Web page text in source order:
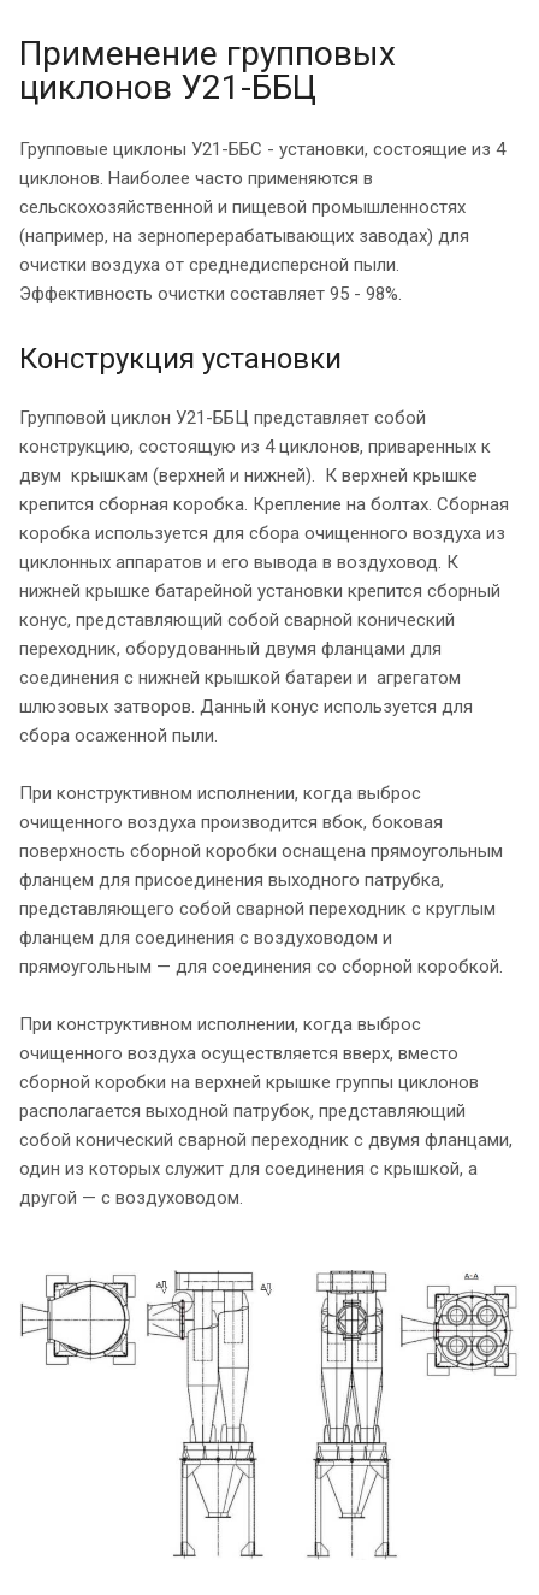
Применение групповых
циклонов У21-ББЦ
Групповые циклоны У21-ББС - установки, состоящие из 4
циклонов. Наиболее часто применяются в
сельскохозяйственной и пищевой промышленностях
(например, на зерноперерабатывающих заводах) для
очистки воздуха от среднедисперсной пыли.
Эффективность очистки составляет 95 - 98%.
Конструкция установки
Групповой циклон У21-ББЦ представляет собой
конструкцию, состоящую из 4 циклонов, приваренных к
двум крышкам (верхней и нижней). К верхней крышке
крепится сборная коробка. Крепление на болтах. Сборная
коробка используется для сбора очищенного воздуха из
циклонных аппаратов и его вывода в воздуховод. К
нижней крышке батарейной установки крепится сборный
конус, представляющий собой сварной конический
переходник, оборудованный двумя фланцами для
соединения с нижней крышкой батареи и агрегатом
шлюзовых затворов. Данный конус используется для
сбора осаженной пыли.
При конструктивном исполнении, когда выброс
очищенного воздуха производится вбок, боковая
поверхность сборной коробки оснащена прямоугольным
фланцем для присоединения выходного патрубка,
представляющего собой сварной переходник с круглым
фланцем для соединения с воздуховодом и
прямоугольным — для соединения со сборной коробкой.
При конструктивном исполнении, когда выброс
очищенного воздуха осуществляется вверх, вместо
сборной коробки на верхней крышке группы циклонов
располагается выходной патрубок, представляющий
собой конический сварной переходник с двумя фланцами,
один из которых служит для соединения с крышкой, а
другой — с воздуховодом.